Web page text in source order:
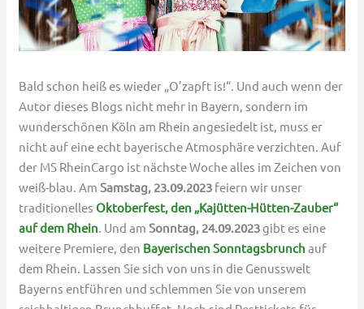
Bald schon heiß es wieder „O’zapft is!“. Und auch wenn der
Autor dieses Blogs nicht mehr in Bayern, sondern im
wunderschönen Köln am Rhein angesiedelt ist, muss er
nicht auf eine echt bayerische Atmosphäre verzichten. Auf
der MS RheinCargo ist nächste Woche alles im Zeichen von
weiß-blau. Am Samstag, 23.09.2023 feiern wir unser
traditionelles Oktoberfest, den „Kajütten-Hütten-Zauber“
auf dem Rhein . Und am Sonntag, 24.09.2023gibt es eine
weitere Premiere, den Bayerischen Sonntagsbrunchauf
dem Rhein. Lassen Sie sich von uns in die Genusswelt
Bayerns entführen und schlemmen Sie von unserem